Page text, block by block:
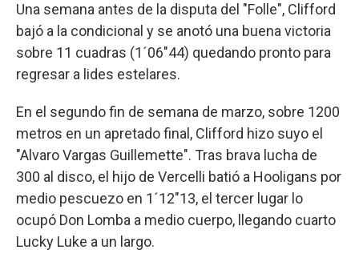
Una semana antes de la disputa del "Folle", Clifford
bajó a la condicional y se anotó una buena victoria
sobre 11 cuadras (1´06"44) quedando pronto para
regresar a lides estelares.
En el segundo fin de semana de marzo, sobre 1200
metros en un apretado final, Clifford hizo suyo el
"Alvaro Vargas Guillemette". Tras brava lucha de
300 al disco, el hijo de Vercelli batió a Hooligans por
medio pescuezo en 1´12"13, el tercer lugar lo
ocupó Don Lomba a medio cuerpo, llegando cuarto
Lucky Luke a un largo.